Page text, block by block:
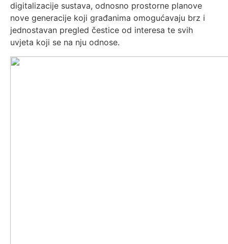
digitalizacije sustava, odnosno prostorne planove
nove generacije koji građanima omogućavaju brz i
jednostavan pregled čestice od interesa te svih
uvjeta koji se na nju odnose.